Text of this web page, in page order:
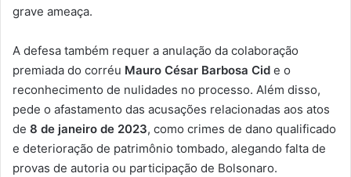
grave ameaça.
A defesa também requer a anulação da colaboração
premiada do corréu Mauro César Barbosa Cid e o
reconhecimento de nulidades no processo. Além disso,
pede o afastamento das acusações relacionadas aos atos
de 8 de janeiro de 2023, como crimes de dano qualificado
e deterioração de patrimônio tombado, alegando falta de
provas de autoria ou participação de Bolsonaro.